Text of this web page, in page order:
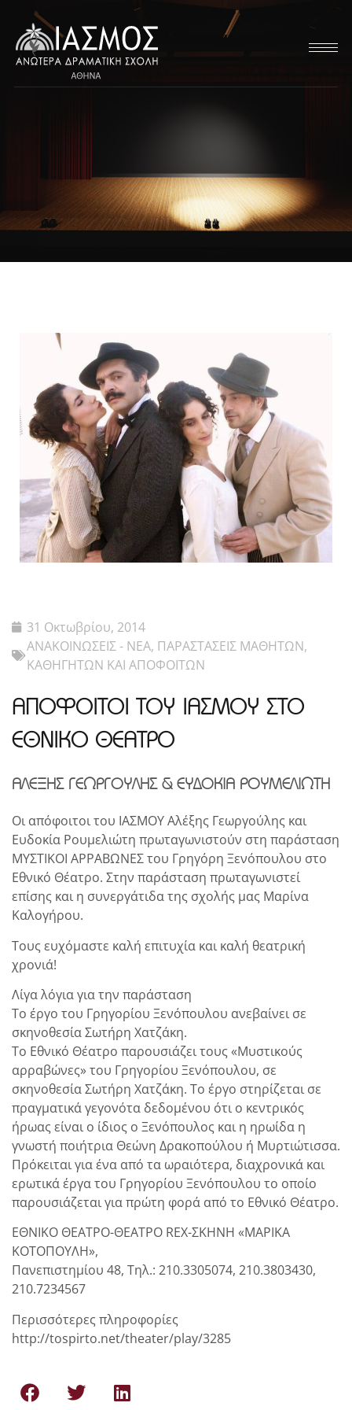
31 Οκτωβρίου, 2014
ΑΝΑΚΟΙΝΩΣΕΙΣ - ΝΕΑ, ΠΑΡΑΣΤΑΣΕΙΣ ΜΑΘΗΤΩΝ,
ΚΑΘΗΓΗΤΩΝ ΚΑΙ ΑΠΟΦΟΙΤΩΝ
ΑΠΟΦΟΙΤΟΙ ΤΟΥ ΙΑΣΜΟΥ ΣΤΟ
ΕΘΝΙΚΟ ΘΕΑΤΡΟ
ΑΛΕΞΗΣ ΓΕΩΡΓΟΥΛΗΣ & ΕΥΔΟΚΙΑ ΡΟΥΜΕΛΙΩΤΗ
Οι απόφοιτοι του ΙΑΣΜΟΥ Αλέξης Γεωργούλης και
Ευδοκία Ρουμελιώτη πρωταγωνιστούν στη παράσταση
ΜΥΣΤΙΚΟΙ ΑΡΡΑΒΩΝΕΣ του Γρηγόρη Ξενόπουλου στο
Εθνικό Θέατρο. Στην παράσταση πρωταγωνιστεί
επίσης και η συνεργάτιδα της σχολής μας Μαρίνα
Καλογήρου.
Τους ευχόμαστε καλή επιτυχία και καλή θεατρική
χρονιά!
Λίγα λόγια για την παράσταση
Το έργο του Γρηγορίου Ξενόπουλου ανεβαίνει σε
σκηνοθεσία Σωτήρη Χατζάκη.
Το Εθνικό Θέατρο παρουσιάζει τους «Μυστικούς
αρραβώνες» του Γρηγορίου Ξενόπουλου, σε
σκηνοθεσία Σωτήρη Χατζάκη. Το έργο στηρίζεται σε
πραγματικά γεγονότα δεδομένου ότι ο κεντρικός
ήρωας είναι ο ίδιος ο Ξενόπουλος και η ηρωίδα η
γνωστή ποιήτρια Θεώνη Δρακοπούλου ή Μυρτιώτισσα.
Πρόκειται για ένα από τα ωραιότερα, διαχρονικά και
ερωτικά έργα του Γρηγορίου Ξενόπουλου το οποίο
παρουσιάζεται για πρώτη φορά από το Εθνικό Θέατρο.
ΕΘΝΙΚΟ ΘΕΑΤΡΟ-ΘΕΑΤΡΟ REX-ΣΚΗΝΗ «ΜΑΡΙΚΑ
ΚΟΤΟΠΟΥΛΗ»,
Πανεπιστημίου 48, Τηλ.: 210.3305074, 210.3803430,
210.7234567
Περισσότερες πληροφορίες
http://tospirto.net/theater/play/3285